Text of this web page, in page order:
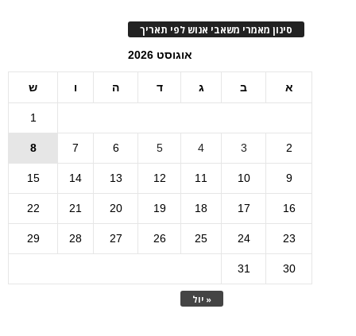
סינון מאמרי משאבי אנוש לפי תאריך
אוגוסט 2026
א ב ג ד ה ו ש
« יול
1
2
3
4
5
6
7
8
9
10
11
12
13
14
15
16
17
18
19
20
21
22
23
24
25
26
27
28
29
30
31